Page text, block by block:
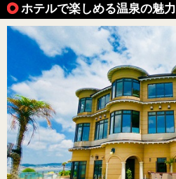
ホテルで楽しめる温泉の魅力